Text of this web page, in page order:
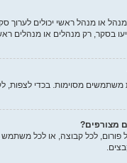
או מנהל ראשי יכולים
רק מנהלים או מנהלים
משתמשים מסוימות. בכדי
מצורפים?
פורום, לכל קבוצה, או לכל